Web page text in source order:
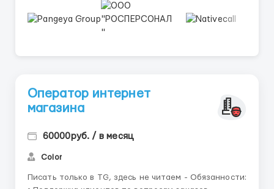
Оператор интернет
магазина
60000руб. / в месяц
Color
Писать только в TG, здесь не читаем - Обязанности: